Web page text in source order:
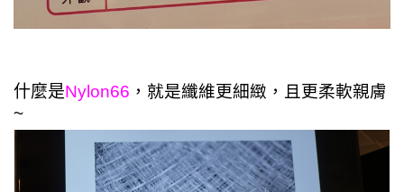
什麼是Nylon66 ，就是纖維更細緻，且更柔軟親膚
~